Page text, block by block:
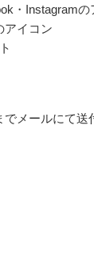
・Instagram
イコン
でメールにて送